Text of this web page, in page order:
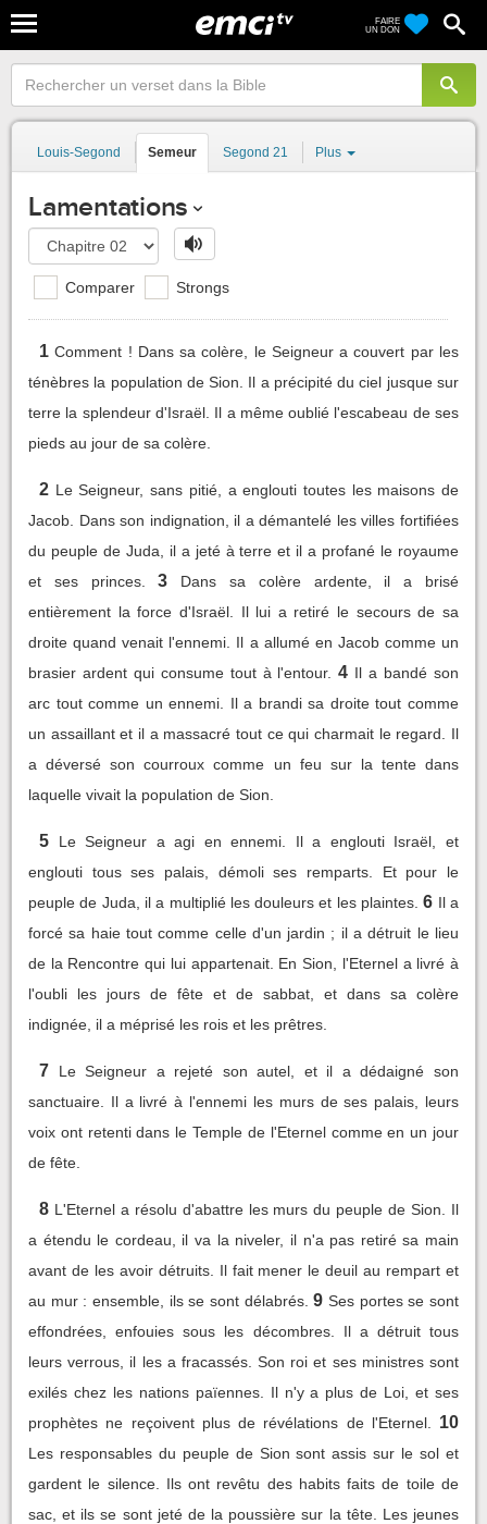
FAIRE
UN DON
Louis-Segond Semeur Segond 21 Plus
Lamentations
Comparer Strongs
1 Comment ! Dans sa colère, le Seigneur a couvert par les
ténèbres la population de Sion. Il a précipité du ciel jusque sur
terre la splendeur d'Israël. Il a même oublié l'escabeau de ses
pieds au jour de sa colère.
2 Le Seigneur, sans pitié, a englouti toutes les maisons de
Jacob. Dans son indignation, il a démantelé les villes fortifiées
du peuple de Juda, il a jeté à terre et il a profané le royaume
et ses princes.
3
Dans sa colère ardente, il a brisé
entièrement la force d'Israël. Il lui a retiré le secours de sa
droite quand venait l'ennemi. Il a allumé en Jacob comme un
brasier ardent qui consume tout à l'entour. 4 Il a bandé son
arc tout comme un ennemi. Il a brandi sa droite tout comme
un assaillant et il a massacré tout ce qui charmait le regard. Il
a déversé son courroux comme un feu sur la tente dans
laquelle vivait la population de Sion.
5
Le Seigneur a agi en ennemi. Il a englouti Israël, et
englouti tous ses palais, démoli ses remparts. Et pour le
peuple de Juda, il a multiplié les douleurs et les plaintes. 6 Il a
forcé sa haie tout comme celle d'un jardin ; il a détruit le lieu
de la Rencontre qui lui appartenait. En Sion, l'Eternel a livré à
l'oubli les jours de fête et de sabbat, et dans sa colère
indignée, il a méprisé les rois et les prêtres.
7
Le Seigneur a rejeté son autel, et il a dédaigné son
sanctuaire. Il a livré à l'ennemi les murs de ses palais, leurs
voix ont retenti dans le Temple de l'Eternel comme en un jour
de fête.
8 L'Eternel a résolu d'abattre les murs du peuple de Sion. Il
a étendu le cordeau, il va la niveler, il n'a pas retiré sa main
avant de les avoir détruits. Il fait mener le deuil au rempart et
au mur : ensemble, ils se sont délabrés. 9 Ses portes se sont
effondrées, enfouies sous les décombres. Il a détruit tous
leurs verrous, il les a fracassés. Son roi et ses ministres sont
exilés chez les nations païennes. Il n'y a plus de Loi, et ses
prophètes ne reçoivent plus de révélations de l'Eternel.
10
Les responsables du peuple de Sion sont assis sur le sol et
gardent le silence. Ils ont revêtu des habits faits de toile de
sac, et ils se sont jeté de la poussière sur la tête. Les jeunes